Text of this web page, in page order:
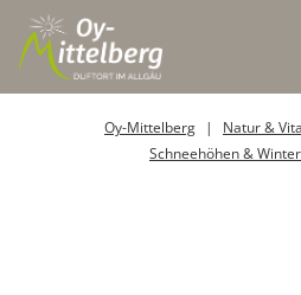
Oy-Mittelberg Natur &
Schneehöhen &